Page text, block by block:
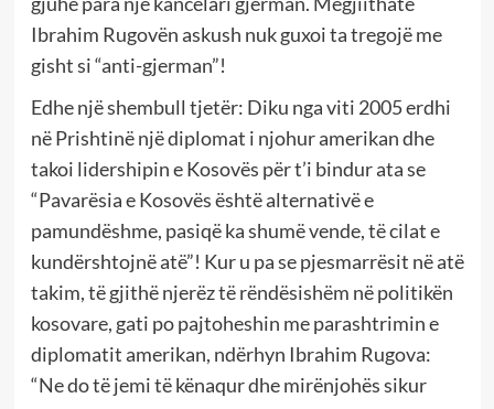
Ibrahim Rugovën askush nuk guxoi ta tregojë me
gisht si “anti-gjerman”!
Edhe një shembull tjetër: Diku nga viti 2005 erdhi
në Prishtinë një diplomat i njohur amerikan dhe
takoi lidershipin e Kosovës për t’i bindur ata se
“Pavarësia e Kosovës është alternativë e
pamundëshme, pasiqë ka shumë vende, të cilat e
kundërshtojnë atë”! Kur u pa se pjesmarrësit në atë
takim, të gjithë njerëz të rëndësishëm në politikën
kosovare, gati po pajtoheshin me parashtrimin e
diplomatit amerikan, ndërhyn Ibrahim Rugova:
“Ne do të jemi të kënaqur dhe mirënjohës sikur